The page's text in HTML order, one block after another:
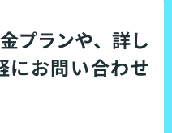
プランや、詳し
にお問い合わせ